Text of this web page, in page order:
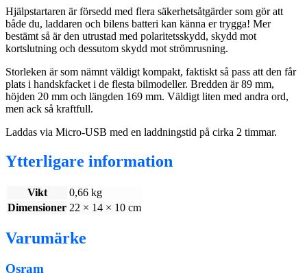
Hjälpstartaren är försedd med flera säkerhetsåtgärder som gör att
både du, laddaren och bilens batteri kan känna er trygga! Mer
bestämt så är den utrustad med polaritetsskydd, skydd mot
kortslutning och dessutom skydd mot strömrusning.
Storleken är som nämnt väldigt kompakt, faktiskt så pass att den får
plats i handskfacket i de flesta bilmodeller. Bredden är 89 mm,
höjden 20 mm och längden 169 mm. Väldigt liten med andra ord,
men ack så kraftfull.
Laddas via Micro-USB med en laddningstid på cirka 2 timmar.
Ytterligare information
Vikt
0,66 kg
Dimensioner 22 × 14 × 10 cm
Varumärke
Osram